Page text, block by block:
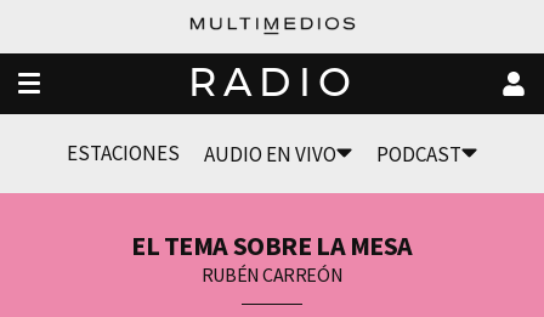
RADIO
ESTACIONES AUDIO EN VIVO PODCAST
EL TEMA SOBRE LA MESA
RUBÉN CARREÓN